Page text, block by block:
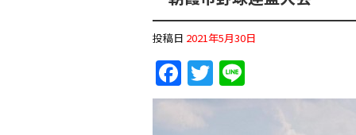
投稿日 2021年5月30日
F
a
c
T
w n